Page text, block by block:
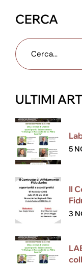
CERCA
ULTIMI
5
Il
3